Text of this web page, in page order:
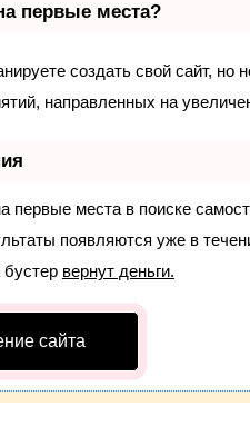
первые места?
создать свой сайт, но
направленных на
первые места в поиске
появляются уже в
вернут деньги.
сайта